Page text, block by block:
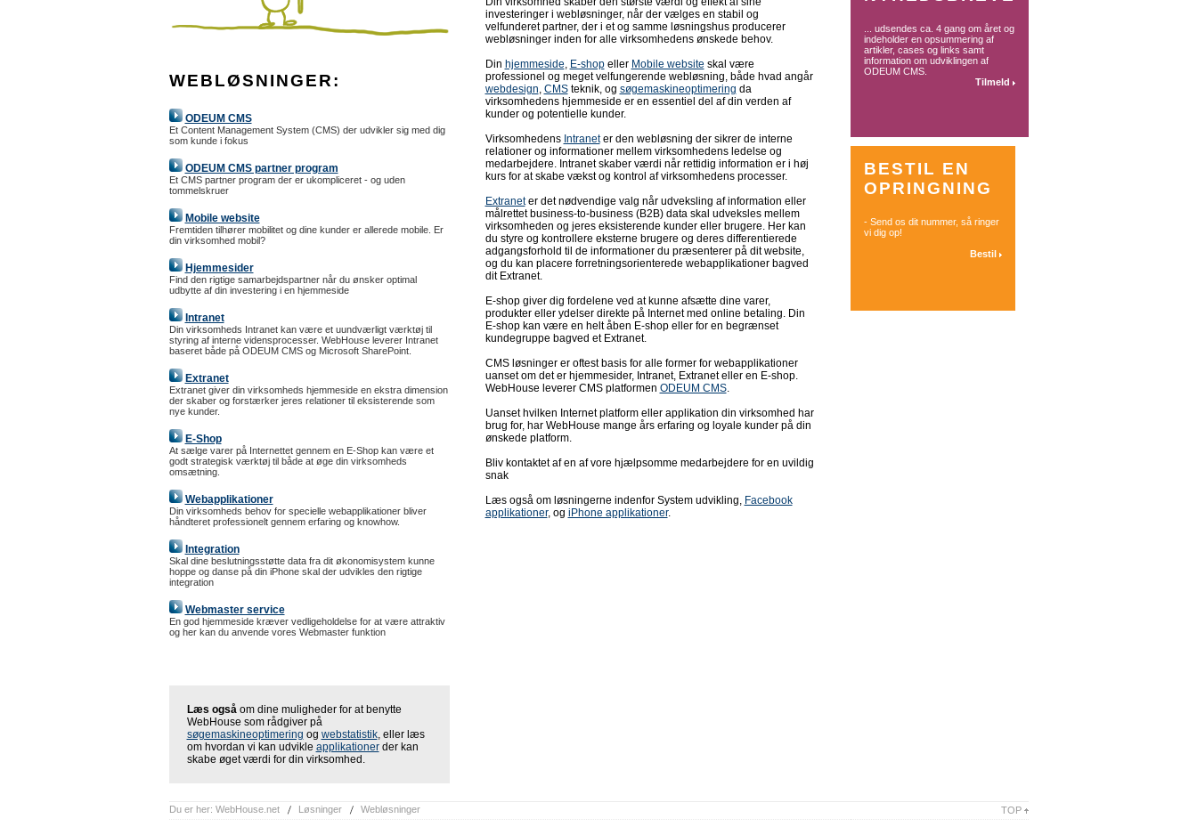
WEBLØSNINGER:
ODEUM CMS
Et Content Management System (CMS) der udvikler sig med dig
som kunde i fokus
ODEUM CMS partner program
Et CMS partner program der er ukompliceret - og uden
tommelskruer
Mobile website
Fremtiden tilhører mobilitet og dine kunder er allerede mobile. Er
din virksomhed mobil?
Hjemmesider
Find den rigtige samarbejdspartner når du ønsker optimal
udbytte af din investering i en hjemmeside
Intranet
Din virksomheds Intranet kan være et uundværligt værktøj til
styring af interne vidensprocesser. WebHouse leverer Intranet
baseret både på ODEUM CMS og Microsoft SharePoint.
Extranet
Extranet giver din virksomheds hjemmeside en ekstra dimension
der skaber og forstærker jeres relationer til eksisterende som
nye kunder.
E-Shop
At sælge varer på Internettet gennem en E-Shop kan være et
godt strategisk værktøj til både at øge din virksomheds
omsætning.
Webapplikationer
Din virksomheds behov for specielle webapplikationer bliver
håndteret professionelt gennem erfaring og knowhow.
Integration
Skal dine beslutningsstøtte data fra dit økonomisystem kunne
hoppe og danse på din iPhone skal der udvikles den rigtige
integration
Webmaster service
En god hjemmeside kræver vedligeholdelse for at være attraktiv
og her kan du anvende vores Webmaster funktion
Læs også om dine muligheder for at benytte
WebHouse som rådgiver på
søgemaskineoptimering og webstatistik, eller læs
om hvordan vi kan udvikle applikationerder kan
skabe øget værdi for din virksomhed.
investeringer i webløsninger, når der vælges en stabil og
velfunderet partner, der i et og samme løsningshus producerer
webløsninger inden for alle virksomhedens ønskede behov.
Din hjemmeside E-shopeller Mobile website skal være
professionel og meget velfungerende webløsning, både hvad angår
webdesign CMSteknik, og søgemaskineoptimering da
virksomhedens hjemmeside er en essentiel del af din verden af
kunder og potentielle kunder.
Virksomhedens Intraneter den webløsning der sikrer de interne
relationer og informationer mellem virksomhedens ledelse og
medarbejdere. Intranet skaber værdi når rettidig information er i høj
kurs for at skabe vækst og kontrol af virksomhedens processer.
Extraneter det nødvendige valg når udveksling af information eller
målrettet business-to-business (B2B) data skal udveksles mellem
virksomheden og jeres eksisterende kunder eller brugere. Her kan
du styre og kontrollere eksterne brugere og deres differentierede
adgangsforhold til de informationer du præsenterer på dit website,
og du kan placere forretningsorienterede webapplikationer bagved
dit Extranet.
E-shop giver dig fordelene ved at kunne afsætte dine varer,
produkter eller ydelser direkte på Internet med online betaling. Din
E-shop kan være en helt åben E-shop eller for en begrænset
kundegruppe bagved et Extranet.
CMS løsninger er oftest basis for alle former for webapplikationer
uanset om det er hjemmesider, Intranet, Extranet eller en E-shop.
WebHouse leverer CMS platformen ODEUM CMS.
Uanset hvilken Internet platform eller applikation din virksomhed har
brug for, har WebHouse mange års erfaring og loyale kunder på din
ønskede platform.
Bliv kontaktet af en af vore hjælpsomme medarbejdere for en uvildig
snak
Læs også om løsningerne indenfor System udvikling, Facebook
applikationer, og iPhone applikationer.
... udsendes ca. 4 gang om året og
indeholder en opsummering af
artikler, cases og links samt
information om udviklingen af
ODEUM CMS.
Tilmeld
BESTIL EN
OPRINGNING
- Send os dit nummer, så ringer
vi dig op!
Bestil
Du er her: WebHouse.net Løsninger Webløsninger TOP